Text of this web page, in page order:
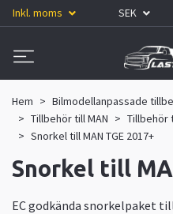
Inkl. moms SEK
Hem
Bilmodellanpassade
Tillbehör till MAN
Tillbehör
Snorkel till MAN TGE 2017+
Snorkel till
EC godkända snorkelpaket